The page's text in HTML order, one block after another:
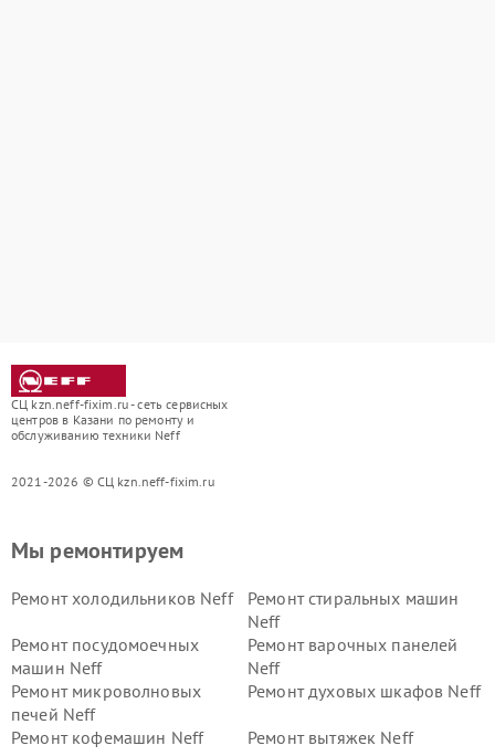
СЦ kzn.neff-fixim.ru - сеть сервисных
центров в Казани по ремонту и
обслуживанию техники Neff
2021-2026 © СЦ kzn.neff-fixim.ru
Мы ремонтируем
Ремонт холодильников Neff
Ремонт стиральных машин
Neff
Ремонт посудомоечных
машин Neff
Ремонт варочных панелей
Neff
Ремонт микроволновых
печей Neff
Ремонт духовых шкафов Neff
Ремонт кофемашин Neff Ремонт вытяжек Neff